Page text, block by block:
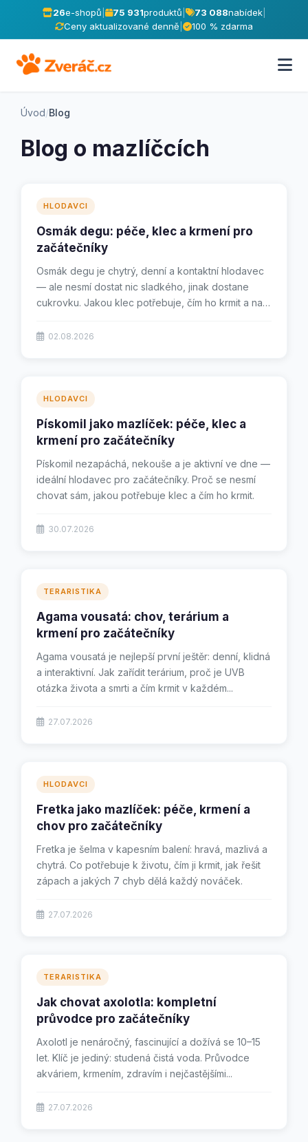
26e-shopů 75 931produktů 73 088nabídek|
Ceny aktualizované denně
100 % zdarma
Úvod/Blog
Blog o mazlíčcích
HLODAVCI
Osmák degu: péče, klec a krmení pro
začátečníky
Osmák degu je chytrý, denní a kontaktní hlodavec
— ale nesmí dostat nic sladkého, jinak dostane
cukrovku. Jakou klec potřebuje, čím ho krmit a na
02.08.2026
HLODAVCI
Pískomil jako mazlíček: péče, klec a
krmení pro začátečníky
Pískomil nezapáchá, nekouše a je aktivní ve dne —
ideální hlodavec pro začátečníky. Proč se nesmí
chovat sám, jakou potřebuje klec a čím ho krmit.
30.07.2026
TERARISTIKA
Agama vousatá: chov, terárium a
krmení pro začátečníky
Agama vousatá je nejlepší první ještěr: denní, klidná
a interaktivní. Jak zařídit terárium, proč je UVB
otázka života a smrti a čím krmit v každém...
27.07.2026
HLODAVCI
Fretka jako mazlíček: péče, krmení a
chov pro začátečníky
Fretka je šelma v kapesním balení: hravá, mazlivá a
chytrá. Co potřebuje k životu, čím ji krmit, jak řešit
zápach a jakých 7 chyb dělá každý nováček.
27.07.2026
TERARISTIKA
Jak chovat axolotla: kompletní
průvodce pro začátečníky
Axolotl je nenáročný, fascinující a dožívá se 10–15
let. Klíč je jediný: studená čistá voda. Průvodce
akváriem, krmením, zdravím i nejčastějšími...
27.07.2026